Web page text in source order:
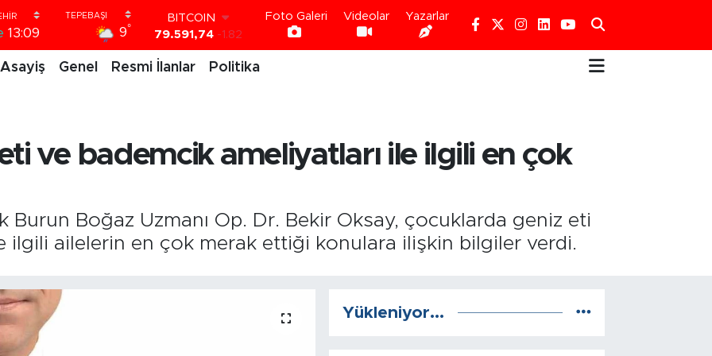
13:09 9°
79.591,74
-1.82
DOLAR
EURO
6862,09000 0.19
Foto Galeri Videolar Yazarlar
Asayiş Genel Resmi İlanlar Politika
ve bademcik ameliyatları ile ilgili en çok
Burun Boğaz Uzmanı Op. Dr. Bekir Oksay, çocuklarda geniz eti
ilgili ailelerin en çok merak ettiği konulara ilişkin bilgiler verdi.
Yükleniyor...